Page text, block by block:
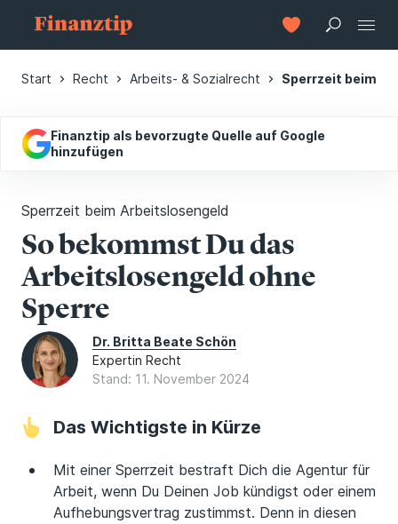
Start Recht Arbeits- & Sozialrecht Sperrzeit beim
Finanztip als bevorzugte Quelle auf Google
hinzufügen
Sperrzeit beim Arbeitslosengeld
So bekommst Du das
Arbeitslosengeld ohne
Sperre
Dr. Britta Beate Schön
Expertin Recht
Stand: 11. November 2024
Das Wichtigste in Kürze
Mit einer Sperrzeit bestraft Dich die Agentur für
Arbeit, wenn Du Deinen Job kündigst oder einem
Aufhebungsvertrag zustimmst. Denn in diesen